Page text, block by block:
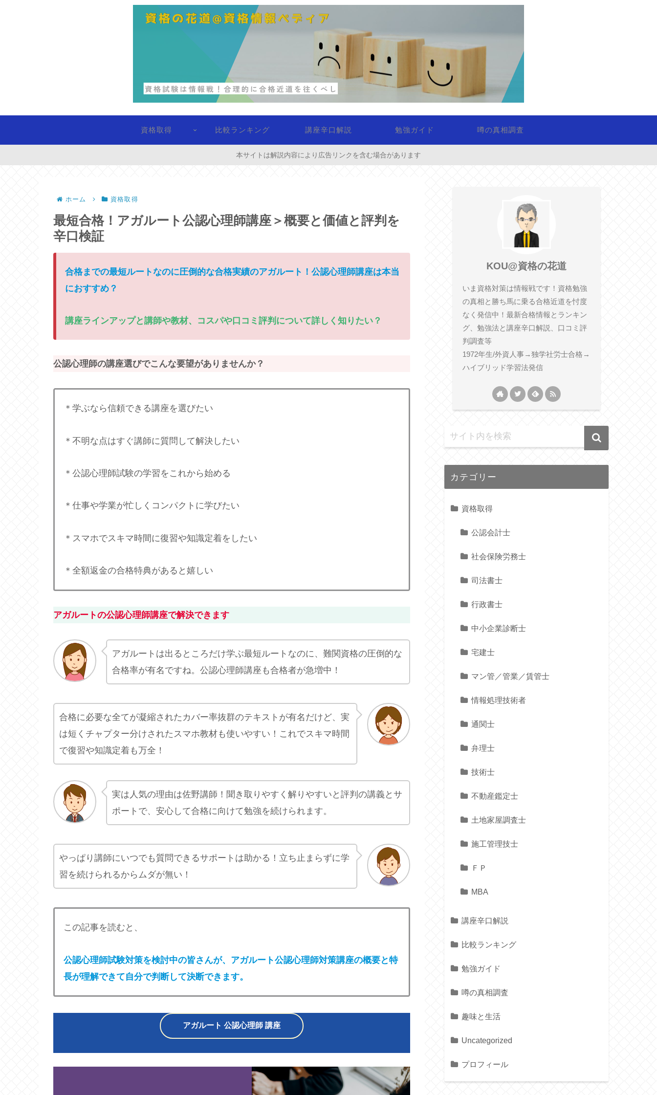
資格取得 比較ランキング 講座辛口解説 勉強ガイド 噂の真相調査
本サイトは解説内容により広告リンクを含む場合があります
ホーム 資格取得
最短合格！アガルート公認心理師講座＞概要と価値と評判を
辛口検証
合格までの最短ルートなのに圧倒的な合格実績のアガルート！公認心理師講座は本当
におすすめ？
講座ラインアップと講師や教材、コスパや口コミ評判について詳しく知りたい？
公認心理師の講座選びでこんな要望がありませんか？
＊学ぶなら信頼できる講座を選びたい
＊不明な点はすぐ講師に質問して解決したい
＊公認心理師試験の学習をこれから始める
＊仕事や学業が忙しくコンパクトに学びたい
＊スマホでスキマ時間に復習や知識定着をしたい
＊全額返金の合格特典があると嬉しい
アガルートの公認心理師講座で解決できます
アガルートは出るところだけ学ぶ最短ルートなのに、難関資格の圧倒的な
合格率が有名ですね。公認心理師講座も合格者が急増中！
合格に必要な全てが凝縮されたカバー率抜群のテキストが有名だけど、実
は短くチャプター分けされたスマホ教材も使いやすい！これでスキマ時間
で復習や知識定着も万全！
実は人気の理由は佐野講師！聞き取りやすく解りやすいと評判の講義とサ
ポートで、安心して合格に向けて勉強を続けられます。
やっぱり講師にいつでも質問できるサポートは助かる！立ち止まらずに学
習を続けられるからムダが無い！
この記事を読むと、
公認心理師試験対策を検討中の皆さんが、アガルート公認心理師対策講座の概要と特
長が理解できて自分で判断して決断できます。
アガルート 公認心理師 講座
KOU@資格の花道
いま資格対策は情報戦です！資格勉強
の真相と勝ち馬に乗る合格近道を忖度
なく発信中！最新合格情報とランキン
グ、勉強法と講座辛口解説、口コミ評
判調査等
1972年生/外資人事→独学社労士合格→
ハイブリッド学習法発信
カテゴリー
資格取得
公認会計士
社会保険労務士
司法書士
行政書士
中小企業診断士
宅建士
マン管／管業／賃管士
情報処理技術者
通関士
弁理士
技術士
不動産鑑定士
土地家屋調査士
施工管理技士
ＦＰ
MBA
講座辛口解説
比較ランキング
勉強ガイド
噂の真相調査
趣味と生活
Uncategorized
プロフィール